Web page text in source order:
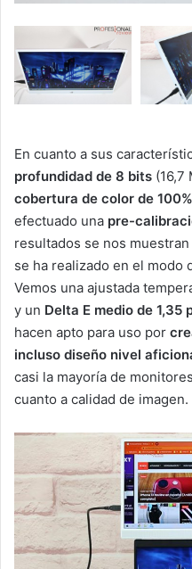
En cuanto a sus
profundidad de 8 bits (16,7
cobertura de color de
efectuado una pre-
resultados se nos
se ha realizado en el modo
Vemos una ajustada
y un Delta E medio de 1,35
hacen apto para uso por
incluso diseño nivel
casi la mayoría de
cuanto a calidad de imagen.